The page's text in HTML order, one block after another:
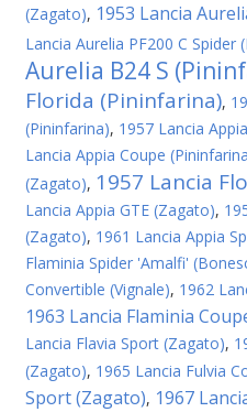
(Zagato), 1953 Lancia
Lancia Aurelia PF200 C Spider
Aurelia B24 S
Florida (Pininfarina),
(Pininfarina), 1957 Lancia
Lancia Appia Coupe
(Zagato), 1957 Lancia
Lancia Appia GTE (Zagato),
(Zagato), 1961 Lancia Appia
Flaminia Spider 'Amalfi'
Convertible (Vignale), 1962
1963 Lancia Flaminia
Lancia Flavia Sport (Zagato),
(Zagato), 1965 Lancia Fulvia
Sport (Zagato), 1967